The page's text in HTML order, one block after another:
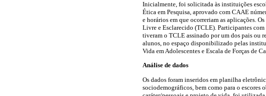
Inicialmente, foi solicitada às instituições
Ética em Pesquisa, aprovado com CAAE
e horários em que ocorreriam as aplicações.
Livre e Esclarecido (TCLE). Participantes
tiveram o TCLE assinado por um dos pais ou
alunos, no espaço disponibilizado pelas
Vida em Adolescentes e Escala de Forças de
Análise de dados
Os dados foram inseridos em planilha
sociodemográficos, bem como para o escores